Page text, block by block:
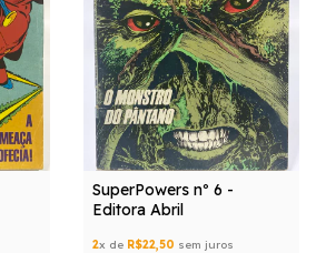
SuperPowers nº 6 -
Editora Abril
2x de R$22,50 sem juros